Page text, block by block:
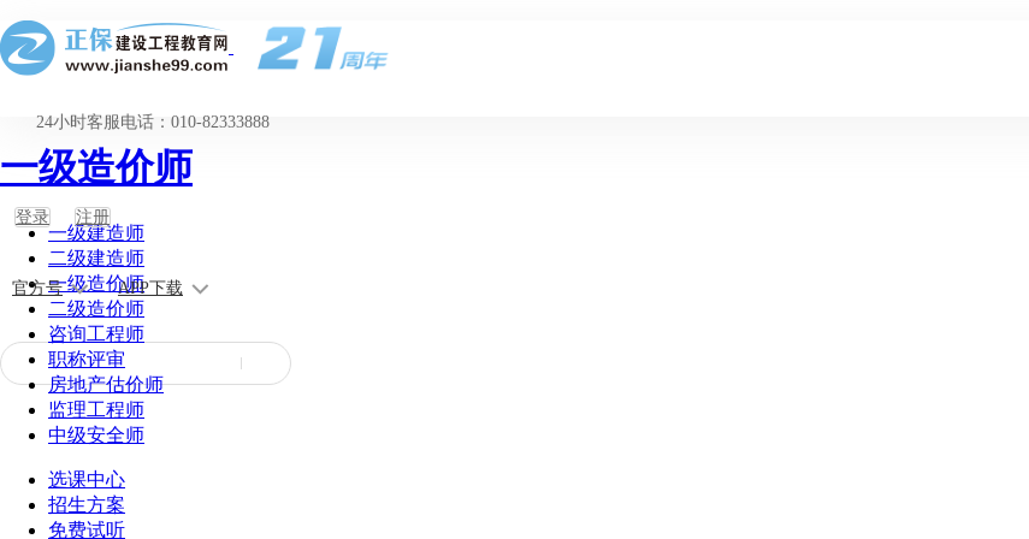
24小时客服电话：010-82333888
登录 注册
官方号 APP下载
一级造价师
一级建造师
二级建造师
一级造价师
二级造价师
咨询工程师
职称评审
房地产估价师
监理工程师
中级安全师
选课中心
招生方案
免费试听